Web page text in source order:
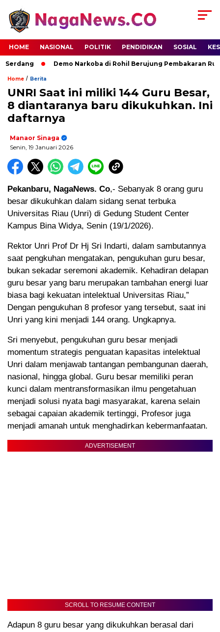
HOME NASIONAL POLITIK PENDIDIKAN SOSIAL
Demo Narkoba di Rohil Berujung Pembakaran
Home / Berita
UNRI Saat ini miliki 144 Guru Besar,
8 diantaranya baru dikukuhkan. Ini
daftarnya
Manaor Sinaga
Senin, 19 Januari 2026
Pekanbaru, NagaNews. Co,- Sebanyak 8 orang guru
besar dikukuhkan dalam sidang senat terbuka
Universitas Riau (Unri) di Gedung Student Center
Kampus Bina Widya, Senin (19/1/2026).
Rektor Unri Prof Dr Hj Sri Indarti, dalam sambutannya
saat pengkuhan mengatakan, pengukuhan guru besar,
bukan sekadar seremoni akademik. Kehadiran delapan
guru besar yang baru merupakan tambahan energi luar
biasa bagi kekuatan intelektual Universitas Riau,”
Dengan pengukuhan 8 profesor yang tersebut, saat ini
Unri yang kini menjadi 144 orang. Ungkapnya.
Sri menyebut, pengukuhan guru besar menjadi
momentum strategis penguatan kapasitas intelektual
Unri dalam menjawab tantangan pembangunan daerah,
nasional, hingga global. Guru besar memiliki peran
kunci dalam mentransformasikan ilmu pengetahuan
menjadi solusi nyata bagi masyarakat, karena selain
sebagai capaian akademik tertinggi, Profesor juga
menjadi amanah untuk menghadirkan kebermanfaatan.
ADVERTISEMENT
SCROLL TO RESUME CONTENT
Adapun 8 guru besar yang dikukuhkan berasal dari